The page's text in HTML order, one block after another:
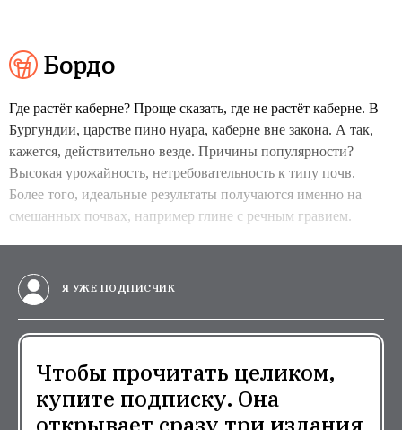
Бордо
Где растёт каберне? Проще сказать, где не растёт каберне. В
Бургундии, царстве пино нуара, каберне вне закона. А так,
кажется, действительно везде. Причины популярности?
Высокая урожайность, нетребовательность к типу почв.
Более того, идеальные результаты получаются именно на
смешанных почвах, например глине с речным гравием.
Я УЖЕ ПОДПИСЧИК
Чтобы прочитать целиком,
купите подписку. Она